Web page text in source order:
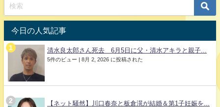
今日の人気記事
清水良太郎さん死去 6月5日に父・清水アキラと親子...
5件のビュー | 8月 2, 2026 に投稿された
【ネット騒然】川口春奈と板倉滉が結婚＆第1子妊娠を...